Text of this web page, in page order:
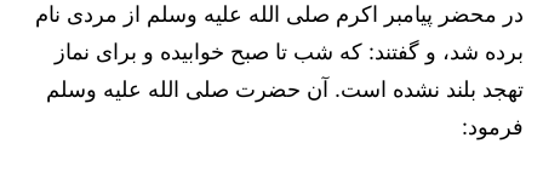
در محضر پیامبر اکرم صلی الله علیه وسلم از مردی نام
برده شد، و گفتند: که شب تا صبح خوابیده و برای نماز
تهجد بلند نشده است. آن حضرت صلی الله علیه وسلم
فرمود: